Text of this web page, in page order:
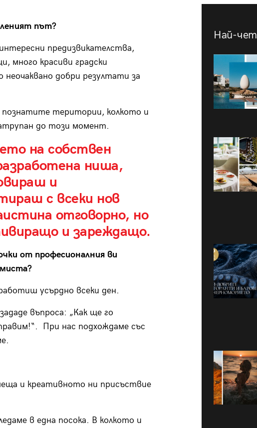
път?
предизвикателства,
много красиви градски
добри резултати за
познатите територии, колкото и
до този момент.
на собствен
ниша,
и
с всеки нов
отговорно, но
и зареждащо.
от професионалния ви
усърдно всеки ден.
въпроса: „Как ще го
При нас подхождаме със
и креативното ни присъствие
в една посока. В колкото и
Най-